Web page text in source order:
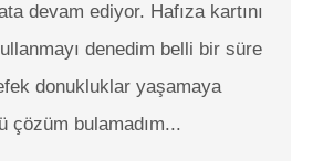
devam ediyor. Hafıza kartını
denedim belli bir süre
donukluklar yaşamaya
çözüm bulamadım...